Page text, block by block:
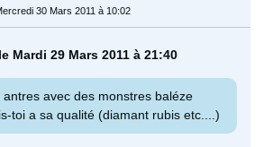
30 Mars 2011 à 10:02
Mardi 29 Mars 2011 à 21:40
avec des monstres baléze
toi a sa qualité (diamant rubis etc....)